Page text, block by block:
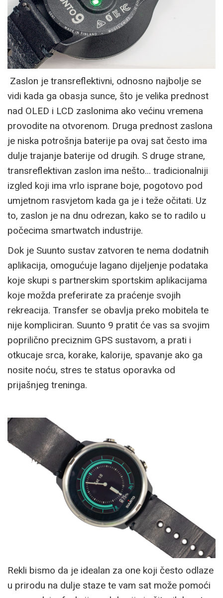
Zaslon je transreflektivni, odnosno najbolje se
vidi kada ga obasja sunce, što je velika prednost
nad OLED i LCD zaslonima ako većinu vremena
provodite na otvorenom. Druga prednost zaslona
je niska potrošnja baterije pa ovaj sat često ima
dulje trajanje baterije od drugih. S druge strane,
transreflektivan zaslon ima nešto... tradicionalniji
izgled koji ima vrlo isprane boje, pogotovo pod
umjetnom rasvjetom kada ga je i teže očitati. Uz
to, zaslon je na dnu odrezan, kako se to radilo u
počecima smartwatch industrije.
Dok je Suunto sustav zatvoren te nema dodatnih
aplikacija, omogućuje lagano dijeljenje podataka
koje skupi s partnerskim sportskim aplikacijama
koje možda preferirate za praćenje svojih
rekreacija. Transfer se obavlja preko mobitela te
nije kompliciran. Suunto 9 pratit će vas sa svojim
poprilično preciznim GPS sustavom, a prati i
otkucaje srca, korake, kalorije, spavanje ako ga
nosite noću, stres te status oporavka od
prijašnjeg treninga.
Rekli bismo da je idealan za one koji često odlaze
u prirodu na dulje staze te vam sat može pomoći